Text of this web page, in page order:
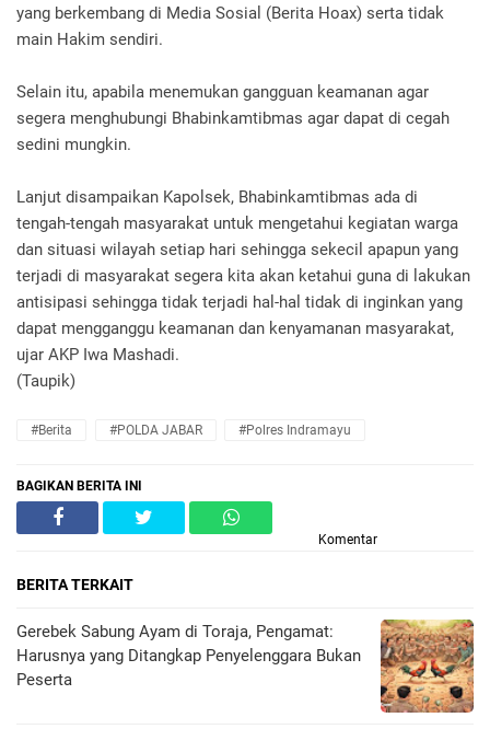
yang berkembang di Media Sosial (Berita Hoax) serta tidak
main Hakim sendiri.
Selain itu, apabila menemukan gangguan keamanan agar
segera menghubungi Bhabinkamtibmas agar dapat di cegah
sedini mungkin.
Lanjut disampaikan Kapolsek, Bhabinkamtibmas ada di
tengah-tengah masyarakat untuk mengetahui kegiatan warga
dan situasi wilayah setiap hari sehingga sekecil apapun yang
terjadi di masyarakat segera kita akan ketahui guna di lakukan
antisipasi sehingga tidak terjadi hal-hal tidak di inginkan yang
dapat mengganggu keamanan dan kenyamanan masyarakat,
ujar AKP Iwa Mashadi.
(Taupik)
#Berita #POLDA JABAR #Polres Indramayu
BAGIKAN BERITA INI
Komentar
BERITA TERKAIT
Gerebek Sabung Ayam di Toraja, Pengamat:
Harusnya yang Ditangkap Penyelenggara Bukan
Peserta